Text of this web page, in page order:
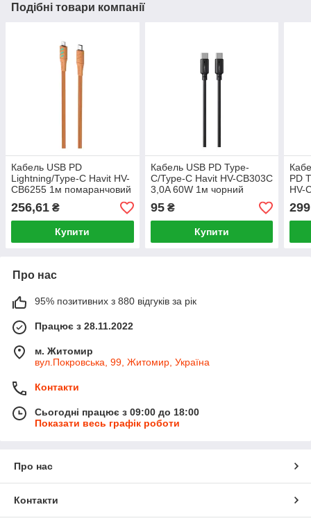
Подібні товари компанії
Кабель USB PD
Lightning/Type-C Havit HV-
CB6255 1м помаранчовий
256,61 ₴
Купити
Кабель USB PD Type-
C/Type-C Havit HV-CB303C
3,0A 60W 1м чорний
95₴
Купити
PD
HV-
299
Про нас
95% позитивних з 880 відгуків за рік
Працює з 28.11.2022
м. Житомир
вул.Покровська, 99, Житомир, Україна
Контакти
Сьогодні працює з 09:00 до 18:00
Показати весь графік роботи
Про нас
Контакти